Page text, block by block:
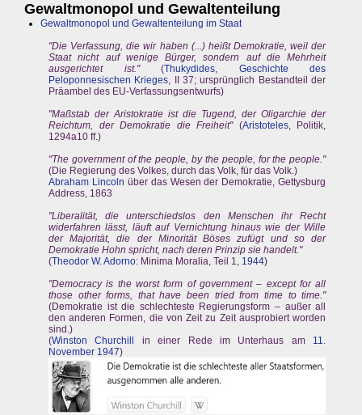
Gewaltmonopol und Gewaltenteilung
Gewaltmonopol und Gewaltenteilung im Staat
"Die Verfassung, die wir haben (...) heißt Demokratie, weil der
Staat nicht auf wenige Bürger, sondern auf die Mehrheit
ausgerichtet ist."(Thukydides, Geschichte des
Peloponnesischen Krieges, II 37; ursprünglich Bestandteil der
Präambel des EU-Verfassungsentwurfs)
"Maßstab der Aristokratie ist die Tugend, der Oligarchie der
Reichtum, der Demokratie die Freiheit"(Aristoteles, Politik,
1294a10 ff.)
"The government of the people, by the people, for the people."
(Die Regierung des Volkes, durch das Volk, für das Volk.)
Abraham Lincoln über das Wesen der Demokratie, Gettysburg
Address, 1863
"Liberalität, die unterschiedslos den Menschen ihr Recht
widerfahren lässt, läuft auf Vernichtung hinaus wie der Wille
der Majorität, die der Minorität Böses zufügt und so der
Demokratie Hohn spricht, nach deren Prinzip sie handelt."
(Theodor W. Adorno: Minima Moralia, Teil 1, 1944)
"Democracy is the worst form of government – except for all
those other forms, that have been tried from time to time."
(Demokratie ist die schlechteste Regierungsform – außer all
den anderen Formen, die von Zeit zu Zeit ausprobiert worden
sind.)
(Winston Churchill in einer Rede im Unterhaus am 11.
November 1947)